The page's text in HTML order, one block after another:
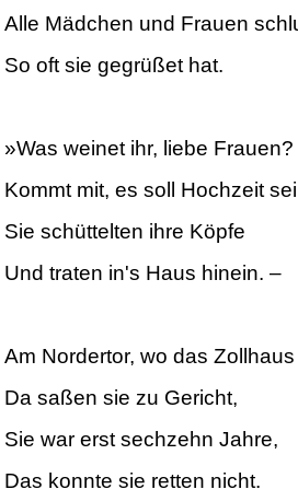
Alle Mädchen und Frauen
So oft sie gegrüßet hat.
»Was weinet ihr, liebe Frauen?
Kommt mit, es soll Hochzeit
Sie schüttelten ihre Köpfe
Und traten in's Haus hinein. –
Am Nordertor, wo das
Da saßen sie zu Gericht,
Sie war erst sechzehn Jahre,
Das konnte sie retten nicht.